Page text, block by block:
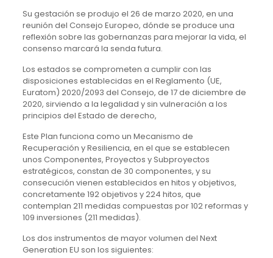
Su gestación se produjo el 26 de marzo 2020, en una
reunión del Consejo Europeo, dónde se produce una
reflexión sobre las gobernanzas para mejorar la vida, el
consenso marcará la senda futura.
Los estados se comprometen a cumplir con las
disposiciones establecidas en el Reglamento (UE,
Euratom) 2020/2093 del Consejo, de 17 de diciembre de
2020, sirviendo a la legalidad y sin vulneración a los
principios del Estado de derecho,
Este Plan funciona como un Mecanismo de
Recuperación y Resiliencia, en el que se establecen
unos Componentes, Proyectos y Subproyectos
estratégicos, constan de 30 componentes, y su
consecución vienen establecidos en hitos y objetivos,
concretamente 192 objetivos y 224 hitos, que
contemplan 211 medidas compuestas por 102 reformas y
109 inversiones (211 medidas).
Los dos instrumentos de mayor volumen del Next
Generation EU son los siguientes: